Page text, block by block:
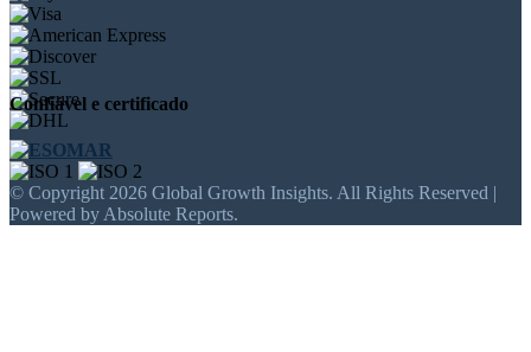
Confiável e certificado
© Copyright 2026 Global Growth Insights. All Rights Reserved |
Powered by Absolute Reports.